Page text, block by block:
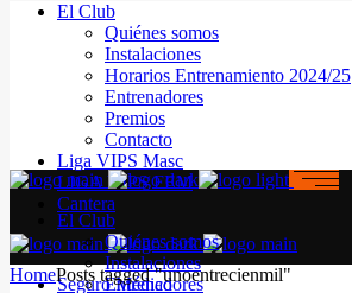
El Club
Quiénes somos
Instalaciones
Horarios Entrenamiento 2024/25
Entrenadores
Premios
Contacto
Liga VIPS Masc
LIGA VIPS FEM
Cantera
Seguro Médico
El Club
Quiénes somos
Instalaciones
Entrenadores
HomePosts tagged "unoentrecienmil"